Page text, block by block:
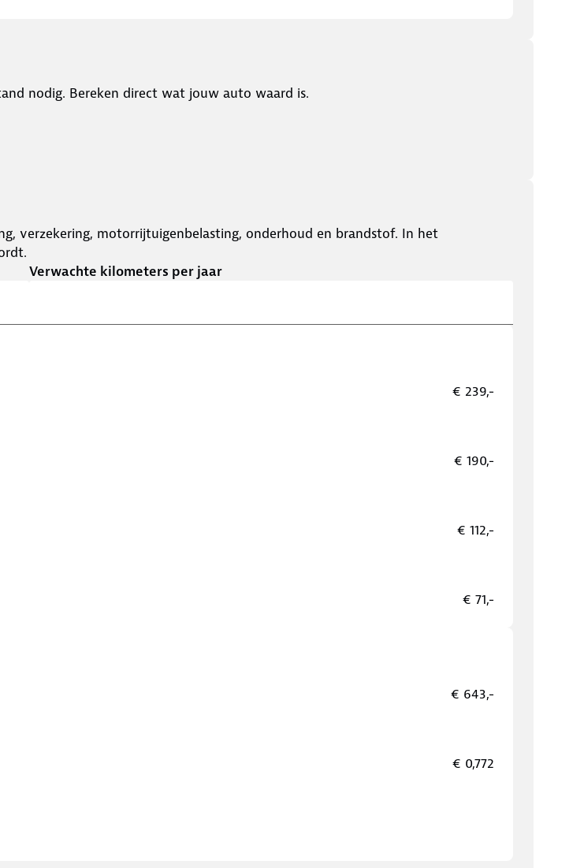
nodig. Bereken direct wat jouw auto waard is.
verzekering, motorrijtuigenbelasting, onderhoud en brandstof. In het
Verwachte kilometers per jaar
€ 239,-
€ 190,-
€ 112,-
€ 71,-
€ 643,-
€ 0,772